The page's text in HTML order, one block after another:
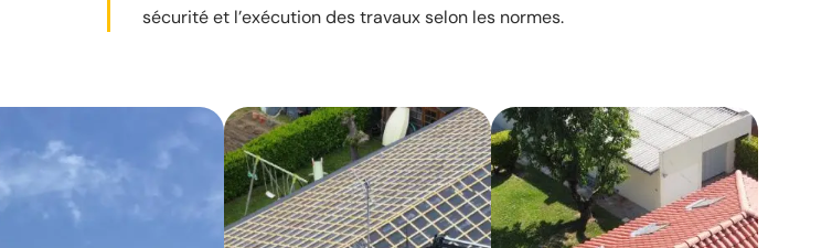
sécurité et l’exécution des travaux selon les normes.